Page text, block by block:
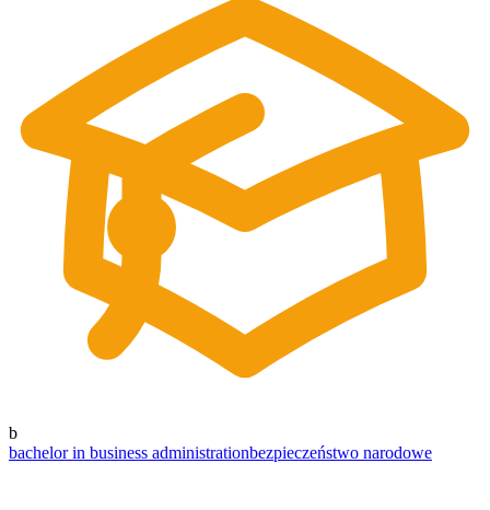
b
bachelor in business administrationbezpieczeństwo narodowe